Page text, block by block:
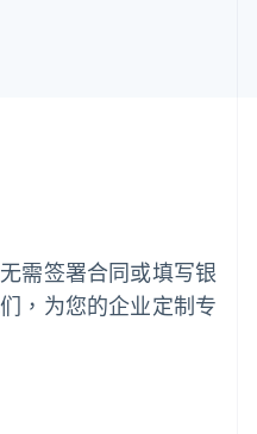
需签署合同或填写银
，为您的企业定制专